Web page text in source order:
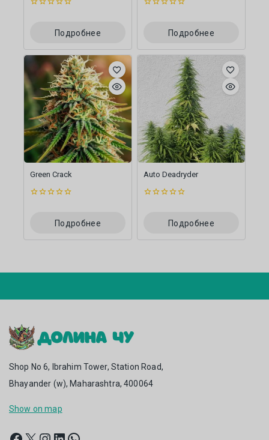
Подробнее Подробнее
Green Crack
Подробнее
Auto Deadryder
Подробнее
Shop No 6, Ibrahim Tower, Station Road,
Bhayander (w), Maharashtra, 400064
Show on map